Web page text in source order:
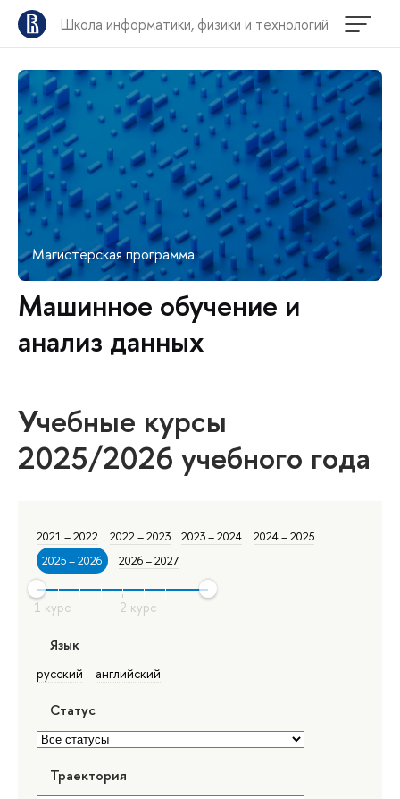
Школа информатики, физики и технологий
Магистерская программа
Машинное обучение и
анализ данных
Учебные курсы
2025/2026 учебного года
2021 – 2022 2022 – 2023 2023 – 2024
2024 – 2025
2025 – 2026
2026 – 2027
Язык
русский английский
Статус
Траектория